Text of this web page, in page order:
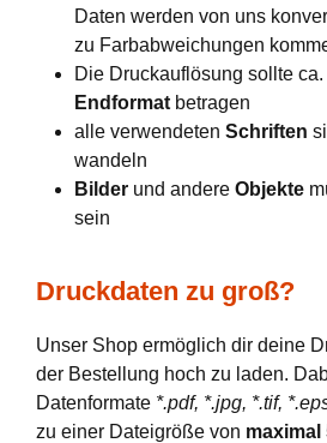
Daten werden von uns
zu Farbabweichungen
Die Druckauflösung sollte ca.
Endformat betragen
alle verwendeten Schriften
wandeln
Bilder und andere Objekte
sein
Druckdaten zu groß?
Unser Shop ermöglich dir deine
der Bestellung hoch zu laden.
Datenformate *.pdf, *.jpg, *.tif,
zu einer Dateigröße von maximal